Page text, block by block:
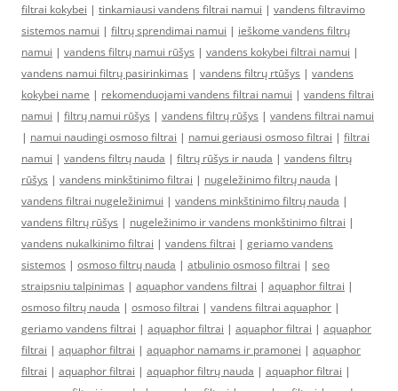
filtrai kokybei | tinkamiausi vandens filtrai namui | vandens filtravimo
sistemos namui | filtrų sprendimai namui | ieškome vandens filtrų
namui | vandens filtrų namui rūšys | vandens kokybei filtrai namui |
vandens namui filtrų pasirinkimas | vandens filtrų rtūšys | vandens
kokybei name | rekomenduojami vandens filtrai namui | vandens filtrai
namui | filtrų namui rūšys | vandens filtrų rūšys | vandens filtrai namui
| namui naudingi osmoso filtrai | namui geriausi osmoso filtrai | filtrai
namui | vandens filtrų nauda | filtrų rūšys ir nauda | vandens filtrų
rūšys | vandens minkštinimo filtrai | nugeležinimo filtrų nauda |
vandens filtrai nugeležinimui | vandens minkštinimo filtrų nauda |
vandens filtrų rūšys | nugeležinimo ir vandens monkštinimo filtrai |
vandens nukalkinimo filtrai | vandens filtrai | geriamo vandens
sistemos | osmoso filtrų nauda | atbulinio osmoso filtrai | seo
straipsniu talpinimas | aquaphor vandens filtrai | aquaphor filtrai |
osmoso filtrų nauda | osmoso filtrai | vandens filtrai aquaphor |
geriamo vandens filtrai | aquaphor filtrai | aquaphor filtrai | aquaphor
filtrai | aquaphor filtrai | aquaphor namams ir pramonei | aquaphor
filtrai | aquaphor filtrai | aquaphor filtrų nauda | aquaphor filtrai |